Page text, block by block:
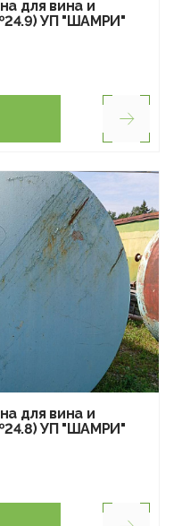
для вина и
УП "ШАМРИ"
для вина и
УП "ШАМРИ"